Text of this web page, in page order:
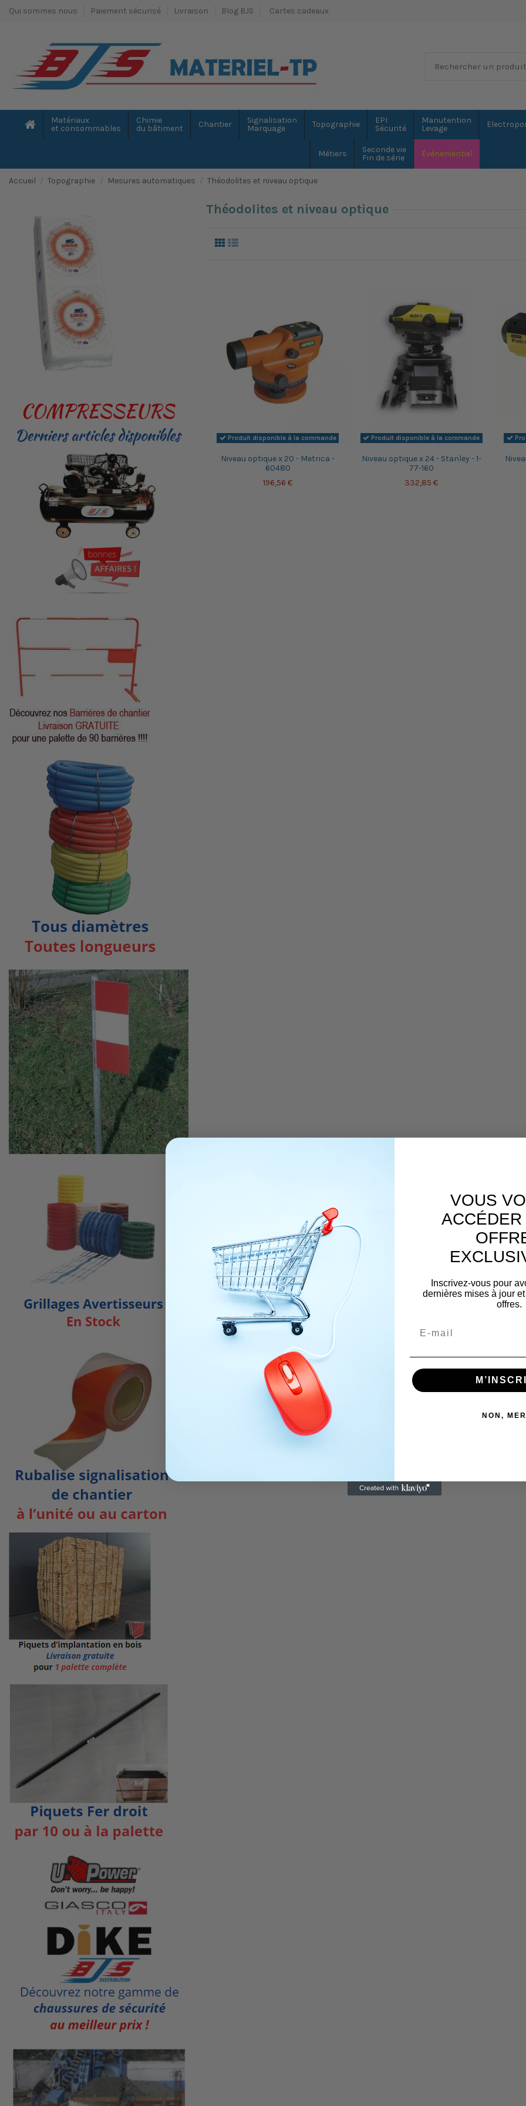
Qui sommes nous Paiement sécurisé Livraison Blog BJS Cartes cadeaux
Matériaux
et consommables
Chimie
du bâtiment
Chantier
Signalisation
Marquage
Topographie
EPI
Sécurité
Manutention
Levage
Métiers
Seconde vie
Fin de série
Événementiel
Accueil Topographie Mesures automatiques Théodolites et niveau optique
Théodolites et niveau optique
Produit disponible à la commande
Niveau optique x 20 - Metrica -
60480
196,56 €
Produit disponible à la commande
Niveau optique x 24 - Stanley - 1-
77-160
332,85 €
VOUS
Inscrivez-vous pour
dernières mises à jour
offres.
NON,